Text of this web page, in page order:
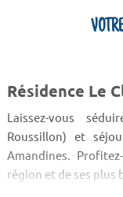
Résidence Le
Laissez-vous
Roussillon) et
Amandines.
région et de ses plus